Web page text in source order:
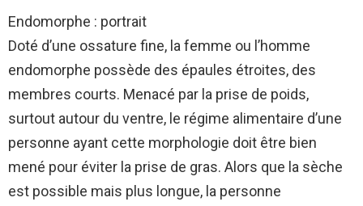
Endomorphe : portrait
Doté d’une ossature fine, la femme ou l’homme
endomorphe possède des épaules étroites, des
membres courts. Menacé par la prise de poids,
surtout autour du ventre, le régime alimentaire d’une
personne ayant cette morphologie doit être bien
mené pour éviter la prise de gras. Alors que la sèche
est possible mais plus longue, la personne